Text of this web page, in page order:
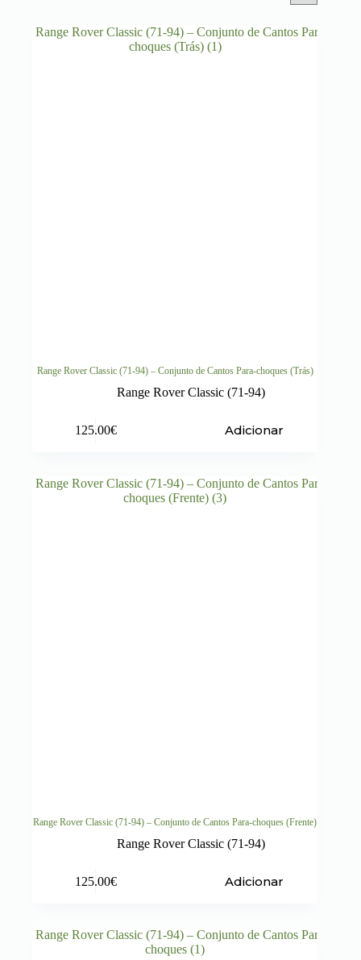
Range Rover Classic (71-94) – Conjunto de Cantos Para-choques (Trás)
Range Rover Classic (71-94)
125.00€ Adicionar
Range Rover Classic (71-94) – Conjunto de Cantos Para-choques (Frente)
Range Rover Classic (71-94)
125.00€ Adicionar